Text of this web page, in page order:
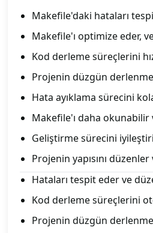
Makefile'daki hataları
Makefile'ı optimize eder,
Kod derleme süreçlerini
Projenin düzgün
Hata ayıklama sürecini
Makefile'ı daha
Geliştirme sürecini
Projenin yapısını
Hataları tespit eder ve
Kod derleme süreçlerini
Projenin düzgün